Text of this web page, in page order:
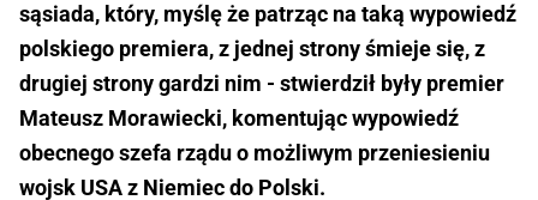
sąsiada, który, myślę że patrząc na taką wypowiedź
polskiego premiera, z jednej strony śmieje się, z
drugiej strony gardzi nim - stwierdził były premier
Mateusz Morawiecki, komentując wypowiedź
obecnego szefa rządu o możliwym przeniesieniu
wojsk USA z Niemiec do Polski.